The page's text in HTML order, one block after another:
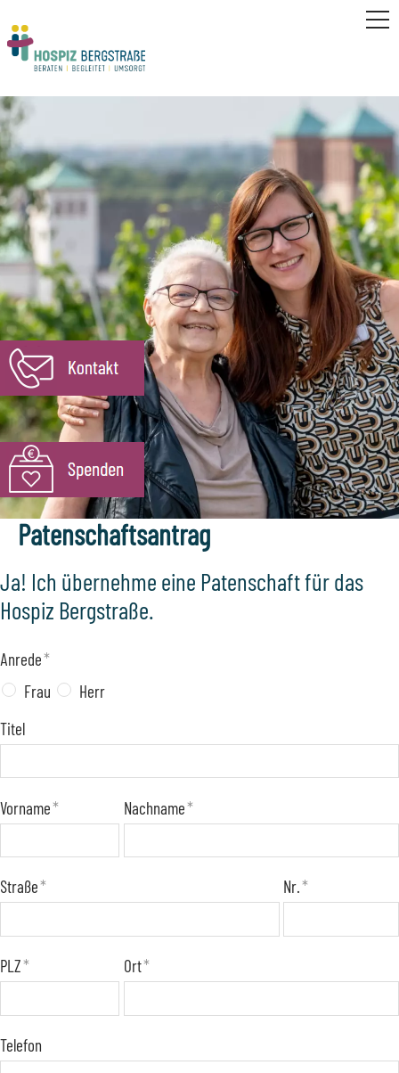
Patenschaftsantrag
Ja! Ich übernehme eine Patenschaft für das
Hospiz Bergstraße.
Anrede*
Frau
Herr
Titel
Vorname* Nachname*
Straße* Nr.*
PLZ* Ort*
Telefon